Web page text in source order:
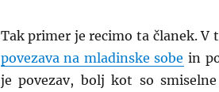
Tak primer je recimo ta članek. V
povezava na mladinske sobe in
je povezav, bolj kot so